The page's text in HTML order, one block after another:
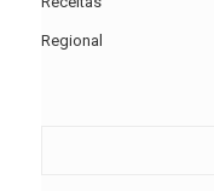
Regional